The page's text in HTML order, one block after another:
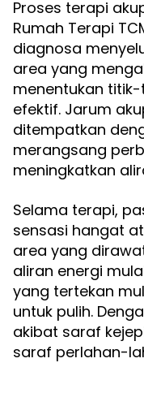
Proses terapi
Rumah Terapi
diagnosa
area yang
menentukan
efektif. Jarum
ditempatkan
merangsang
meningkatkan
Selama terapi,
sensasi hangat
area yang
aliran energi
yang tertekan
untuk pulih.
akibat saraf
saraf perlahan-